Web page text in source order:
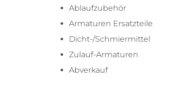
Ablaufzubehör
Armaturen Ersatzteile
Dicht-/Schmiermittel
Zulauf-Armaturen
Abverkauf